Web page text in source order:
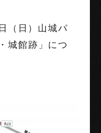
（日）山城パ
城館跡」につ